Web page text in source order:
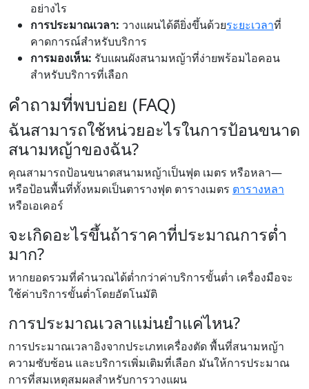
อย่างไร
การประมาณเวลา: วางแผนได้ดียิ่งขึ้นด้วยระยะเวลาที่
คาดการณ์สำหรับบริการ
การมองเห็น: รับแผนผังสนามหญ้าที่ง่ายพร้อมไอคอน
สำหรับบริการที่เลือก
คำถามที่พบบ่อย (FAQ)
ฉันสามารถใช้หน่วยอะไรในการป้อนขนาด
สนามหญ้าของฉัน?
คุณสามารถป้อนขนาดสนามหญ้าเป็นฟุต เมตร หรือหลา—
หรือป้อนพื้นที่ทั้งหมดเป็นตารางฟุต ตารางเมตร ตารางหลา
หรือเอเคอร์
จะเกิดอะไรขึ้นถ้าราคาที่ประมาณการต่ำ
มาก?
หากยอดรวมที่คำนวณได้ต่ำกว่าค่าบริการขั้นต่ำ เครื่องมือจะ
ใช้ค่าบริการขั้นต่ำโดยอัตโนมัติ
การประมาณเวลาแม่นยำแค่ไหน?
การประมาณเวลาอิงจากประเภทเครื่องตัด พื้นที่สนามหญ้า
ความซับซ้อน และบริการเพิ่มเติมที่เลือก มันให้การประมาณ
การที่สมเหตุสมผลสำหรับการวางแผน